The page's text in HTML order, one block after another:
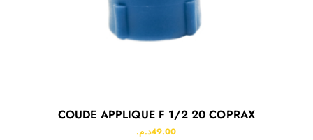
COUDE APPLIQUE F 1/2 20 COPRAX
49.00د.م.